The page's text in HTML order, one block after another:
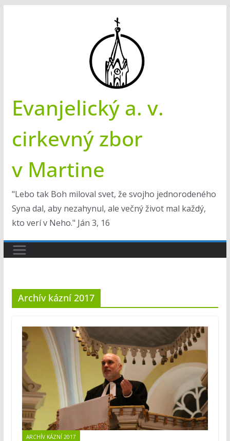
Evanjelický a. v.
cirkevný zbor
v Martine
"Lebo tak Boh miloval svet, že svojho jednorodeného
Syna dal, aby nezahynul, ale večný život mal každý,
kto verí v Neho." Ján 3, 16
Archív kázní 2017
ARCHÍV KÁZNÍ 2017